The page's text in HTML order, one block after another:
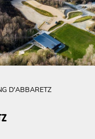
D'ABBARETZ